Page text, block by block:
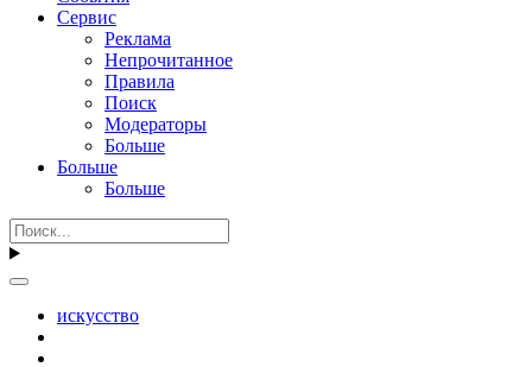
Сервис
Реклама
Непрочитанное
Правила
Поиск
Модераторы
Больше
Больше
Больше
искусство